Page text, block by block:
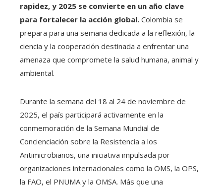
rapidez, y 2025 se convierte en un año clave
para fortalecer la acción global. Colombia se
prepara para una semana dedicada a la reflexión, la
ciencia y la cooperación destinada a enfrentar una
amenaza que compromete la salud humana, animal y
ambiental.
Durante la semana del 18 al 24 de noviembre de
2025, el país participará activamente en la
conmemoración de la Semana Mundial de
Concienciación sobre la Resistencia a los
Antimicrobianos, una iniciativa impulsada por
organizaciones internacionales como la OMS, la OPS,
la FAO, el PNUMA y la OMSA. Más que una